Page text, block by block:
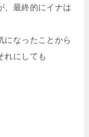
、最終的にイナは
になったことから
れにしても